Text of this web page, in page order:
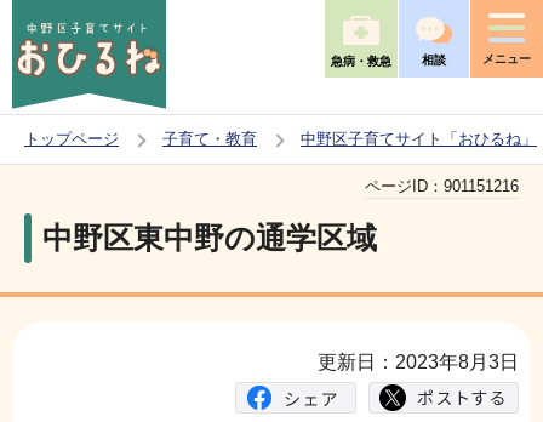
の
ー
で
急病・救急 相談 メニュー
トップページ 子育て・教育 中野区子育てサイト「おひるね」
中野区東中野の通学区域
ページID： 901151216
更新日：2023年8月3日